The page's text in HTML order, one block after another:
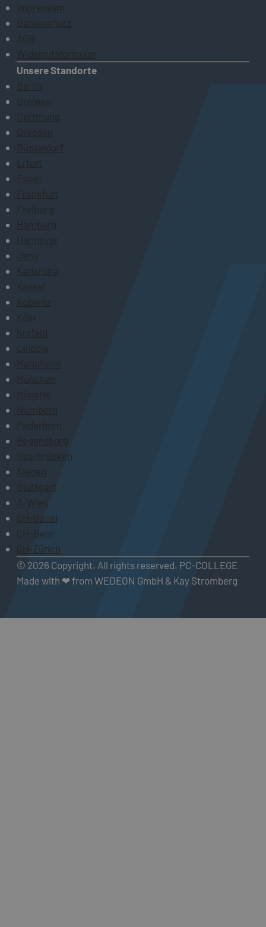
Impressum
Datenschutz
AGB
Widerrufsformular
Unsere Standorte
Berlin
Bremen
Dortmund
Dresden
Düsseldorf
Erfurt
Essen
Frankfurt
Freiburg
Hamburg
Hannover
Jena
Karlsruhe
Kassel
Koblenz
Köln
Krefeld
Leipzig
Mannheim
München
Münster
Nürnberg
Paderborn
Regensburg
Saarbrücken
Siegen
Stuttgart
A-Wien
CH-Basel
CH-Bern
CH-Zürich
© 2026 Copyright. All rights reserved. PC-COLLEGE
Made with ❤ from WEDEON GmbH & Kay Stromberg